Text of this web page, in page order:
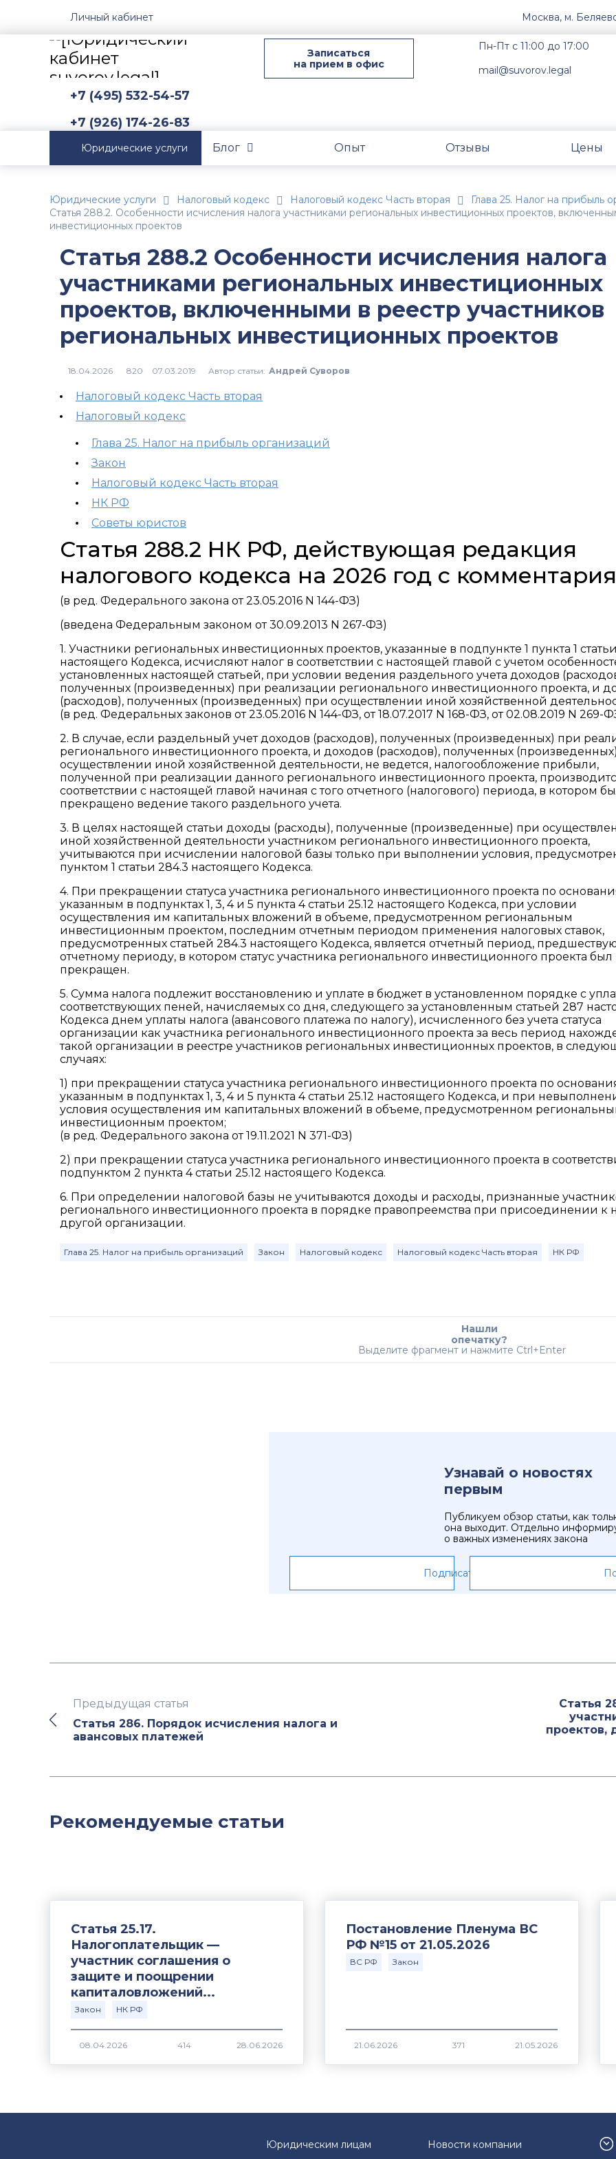
Личный кабинет Москва, м.
Записаться
на прием в офис
Пн-Пт с 11:00 до 17:00
mail@suvorov.legal
+7 (495) 532-54-57
+7 (926) 174-26-83
Юридические услуги Блог Опыт Отзывы Цены
Юридические услуги Налоговый кодекс Налоговый кодекс Часть вторая
Глава 25. Налог на прибыль
Статья 288.2. Особенности исчисления налога участниками региональных инвестиционных проектов,
инвестиционных проектов
Статья 288.2 Особенности исчисления налога
участниками региональных инвестиционных
проектов, включенными в реестр участников
региональных инвестиционных проектов
820 Автор статьи: Андрей Суворов
Налоговый кодекс Часть вторая
Налоговый кодекс
Глава 25. Налог на прибыль организаций
Закон
Налоговый кодекс Часть вторая
НК РФ
Советы юристов
Статья 288.2 НК РФ, действующая редакция
налогового кодекса на 2026 год с
(в ред. Федерального закона от 23.05.2016 N 144-ФЗ)
(введена Федеральным законом от 30.09.2013 N 267-ФЗ)
1. Участники региональных инвестиционных проектов, указанные в подпункте 1 пункта 1
настоящего Кодекса, исчисляют налог в соответствии с настоящей главой с учетом
установленных настоящей статьей, при условии ведения раздельного учета доходов
полученных (произведенных) при реализации регионального инвестиционного проекта, и
(расходов), полученных (произведенных) при осуществлении иной хозяйственной
(в ред. Федеральных законов от 23.05.2016 N 144-ФЗ, от 18.07.2017 N 168-ФЗ, от 02.08.2019 N 269-
2. В случае, если раздельный учет доходов (расходов), полученных (произведенных) при
регионального инвестиционного проекта, и доходов (расходов), полученных
осуществлении иной хозяйственной деятельности, не ведется, налогообложение прибыли,
полученной при реализации данного регионального инвестиционного проекта,
соответствии с настоящей главой начиная с того отчетного (налогового) периода, в котором
прекращено ведение такого раздельного учета.
3. В целях настоящей статьи доходы (расходы), полученные (произведенные) при
иной хозяйственной деятельности участником регионального инвестиционного проекта,
учитываются при исчислении налоговой базы только при выполнении условия,
пунктом 1 статьи 284.3 настоящего Кодекса.
4. При прекращении статуса участника регионального инвестиционного проекта по
указанным в подпунктах 1, 3, 4 и 5 пункта 4 статьи 25.12 настоящего Кодекса, при условии
осуществления им капитальных вложений в объеме, предусмотренном региональным
инвестиционным проектом, последним отчетным периодом применения налоговых ставок,
предусмотренных статьей 284.3 настоящего Кодекса, является отчетный период,
отчетному периоду, в котором статус участника регионального инвестиционного проекта был
прекращен.
5. Сумма налога подлежит восстановлению и уплате в бюджет в установленном порядке с
соответствующих пеней, начисляемых со дня, следующего за установленным статьей 287
Кодекса днем уплаты налога (авансового платежа по налогу), исчисленного без учета статуса
организации как участника регионального инвестиционного проекта за весь период
такой организации в реестре участников региональных инвестиционных проектов, в
случаях:
1) при прекращении статуса участника регионального инвестиционного проекта по
указанным в подпунктах 1, 3, 4 и 5 пункта 4 статьи 25.12 настоящего Кодекса, и при
условия осуществления им капитальных вложений в объеме, предусмотренном
инвестиционным проектом;
(в ред. Федерального закона от 19.11.2021 N 371-ФЗ)
2) при прекращении статуса участника регионального инвестиционного проекта в
подпунктом 2 пункта 4 статьи 25.12 настоящего Кодекса.
6. При определении налоговой базы не учитываются доходы и расходы, признанные
регионального инвестиционного проекта в порядке правопреемства при присоединении к
другой организации.
Глава 25. Налог на прибыль организаций Закон Налоговый кодекс Налоговый кодекс Часть вторая НК РФ
Нашли
опечатку?
Выделите фрагмент и нажмите Ctrl+Enter
Узнавай о новостях
первым
Публикуем обзор статьи, как
она выходит. Отдельно
о важных изменениях закона
Подписаться
Предыдущая статья
Статья 286. Порядок исчисления налога и
авансовых платежей
Статья
проектов,
Рекомендуемые статьи
Статья 25.17.
Налогоплательщик —
участник соглашения о
защите и поощрении
капиталовложений...
Закон НК РФ
414
Постановление Пленума ВС
РФ №15 от 21.05.2026
ВС РФ Закон
371
Юридическим лицам Новости компании